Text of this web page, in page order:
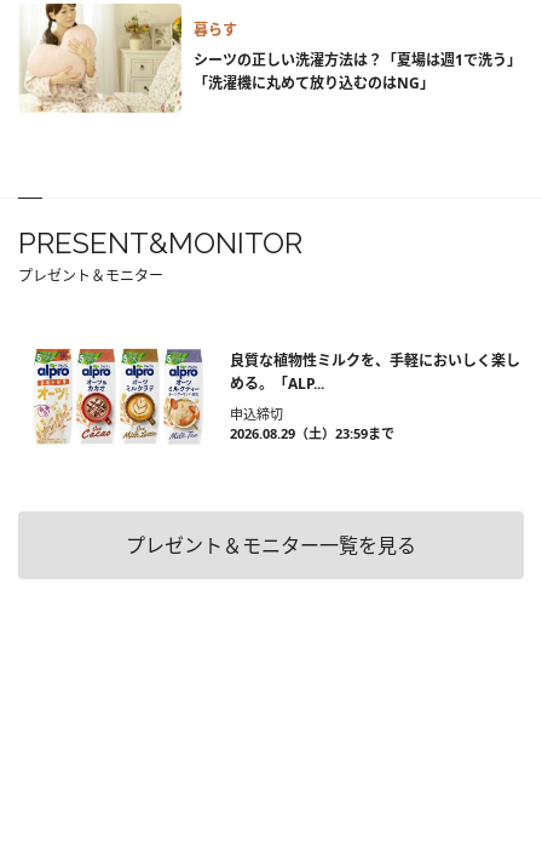
暮らす
シーツの正しい洗濯方法は？「夏場は週1で洗う」
「洗濯機に丸めて放り込むのはNG」
PRESENT&MONITOR
プレゼント＆モニター
良質な植物性ミルクを、手軽においしく楽し
める。「ALP...
申込締切
2026.08.29（土）23:59まで
プレゼント＆モニター一覧を見る